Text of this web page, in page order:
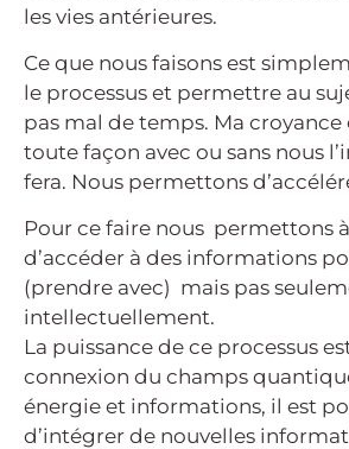
les vies antérieures.
Ce que nous faisons est
le processus et permettre au
pas mal de temps. Ma croyance
toute façon avec ou sans nous
fera. Nous permettons
Pour ce faire nous permettons
d’accéder à des informations
(prendre avec) mais pas
intellectuellement.
La puissance de ce processus
connexion du champs
énergie et informations, il est
d’intégrer de nouvelles